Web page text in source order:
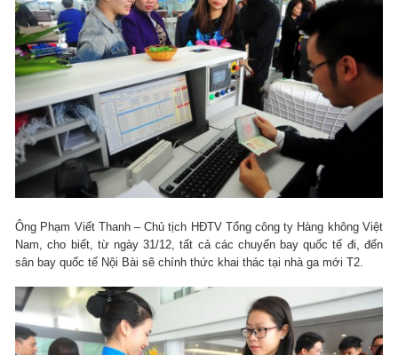
Ông Phạm Viết Thanh – Chủ tịch HĐTV Tổng công ty Hàng không Việt
Nam, cho biết, từ ngày 31/12, tất cả các chuyến bay quốc tế đi, đến
sân bay quốc tế Nội Bài sẽ chính thức khai thác tại nhà ga mới T2.